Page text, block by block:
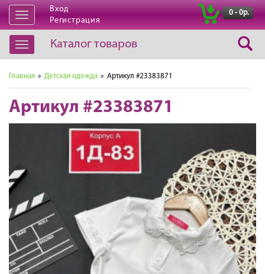
Открыть
навигацию
Вход
Регистрация
0 - 0р.
Открыть
навигацию
Каталог товаров
Главная » Детская одежда » Артикул #23383871
Артикул #23383871